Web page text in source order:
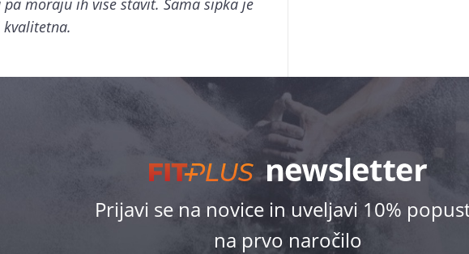
moraju ih vise stavit. Sama sipka je
Prijavi se na novice in uveljavi 10%
na prvo naročilo